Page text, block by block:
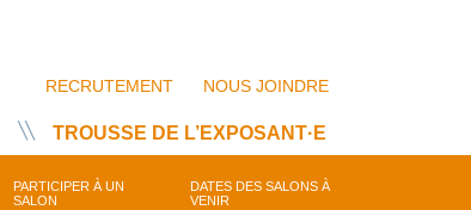
NOUS JOINDRE
RECRUTEMENT
TROUSSE DE L’EXPOSANT·E
PARTICIPER À UN
SALON
DATES DES SALONS À
VENIR